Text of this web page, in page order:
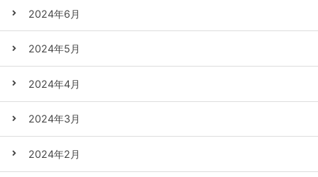
2024年6月
2024年5月
2024年4月
2024年3月
2024年2月